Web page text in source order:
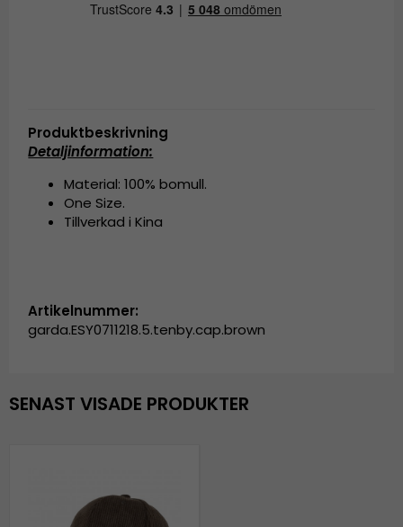
Produktbeskrivning
Detaljinformation:
Material: 100% bomull.
One Size.
Tillverkad i Kina
Artikelnummer:
garda.ESY0711218.5.tenby.cap.brown
SENAST VISADE PRODUKTER